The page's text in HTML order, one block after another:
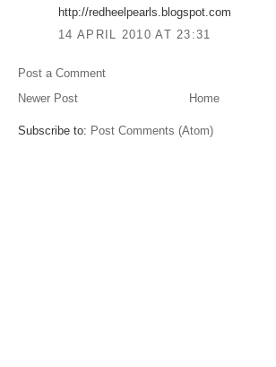
http://redheelpearls.blogspot.com
14 APRIL 2010 AT 23:31
Post a Comment
Newer Post
Home
Subscribe to: Post Comments (Atom)